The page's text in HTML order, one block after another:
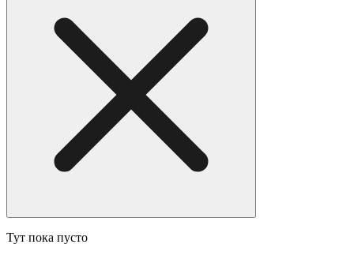
Тут пока пусто